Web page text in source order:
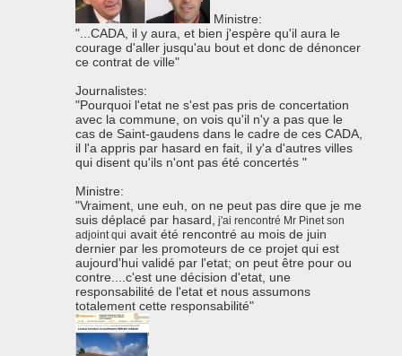
Ministre:
"...CADA, il y aura, et bien j'espère qu'il aura le
courage d'aller jusqu'au bout et donc de dénoncer
ce contrat de ville"
Journalistes:
"Pourquoi l'etat ne s'est pas pris de concertation
avec la commune, on vois qu'il n'y a pas que le
cas de Saint-gaudens dans le cadre de ces CADA,
il l'a appris par hasard en fait, il y'a d'autres villes
qui disent qu'ils n'ont pas été concertés "
Ministre:
"Vraiment, une euh, on ne peut pas dire que je me
suis déplacé par hasard, j'ai rencontré Mr Pinet son
adjoint qui avait été rencontré au mois de juin
dernier par les promoteurs de ce projet qui est
aujourd'hui validé par l'etat; on peut être pour ou
contre....c'est une décision d'etat, une
responsabilité de l'etat et nous assumons
totalement cette responsabilité"